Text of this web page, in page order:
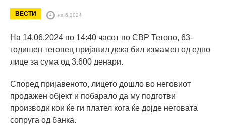
ВЕСТИ на 6.2024
На 14.06.2024 во 14:40 часот во СВР Тетово, 63-
годишен тетовец пријавил дека бил измамен од едно
лице за сума од 3.600 денари.
Според пријавеното, лицето дошло во неговиот
продажен објект и побарало да му подготви
производи кои ќе ги плател кога ќе дојде неговата
сопруга од банка.